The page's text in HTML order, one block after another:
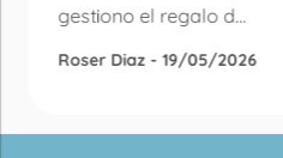
gestiono el regalo d...
Roser Diaz - 19/05/2026